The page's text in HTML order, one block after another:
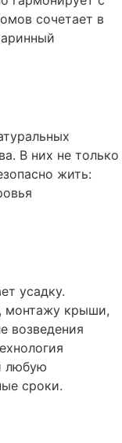
сочетает в
В них не только
жить:
усадку.
монтажу крыши,
возведения
любую
сроки.